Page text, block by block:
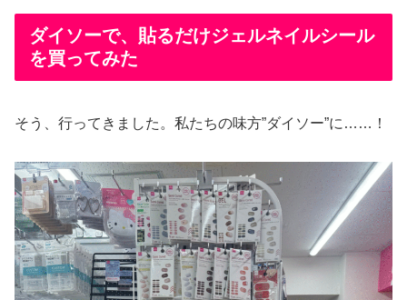
ダイソーで、貼るだけジェルネイルシール
を買ってみた
そう、行ってきました。私たちの味方”ダイソー”に……！